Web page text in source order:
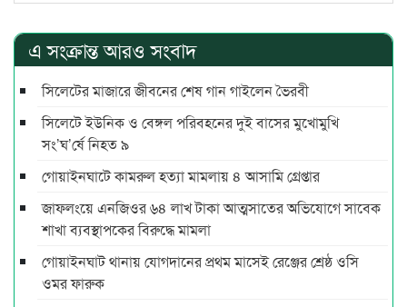
এ সংক্রান্ত আরও সংবাদ
সিলেটের মাজারে জীবনের শেষ গান গাইলেন ভৈরবী
সিলেটে ইউনিক ও বেঙ্গল পরিবহনের দুই বাসের মুখোমুখি
সং’ঘ’র্ষে নিহত ৯
গোয়াইনঘাটে কামরুল হত্যা মামলায় ৪ আসামি গ্রেপ্তার
জাফলংয়ে এনজিওর ৬৪ লাখ টাকা আত্মসাতের অভিযোগে সাবেক
শাখা ব্যবস্থাপকের বিরুদ্ধে মামলা
গোয়াইনঘাট থানায় যোগদানের প্রথম মাসেই রেঞ্জের শ্রেষ্ঠ ওসি
ওমর ফারুক